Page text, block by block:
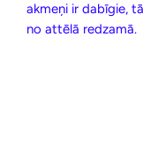
akmeņi ir dabīgie,
no attēlā redzamā.